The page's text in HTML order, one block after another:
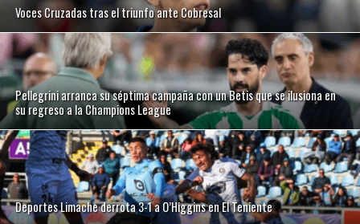
Voces Cruzadas tras el triunfo ante Cobresal
Pellegrini arranca su séptima campaña con un Betis que se ilusiona en
su regreso a la Champions League
Deportes Limache derrota 3-1 a O’Higgins en El Teniente